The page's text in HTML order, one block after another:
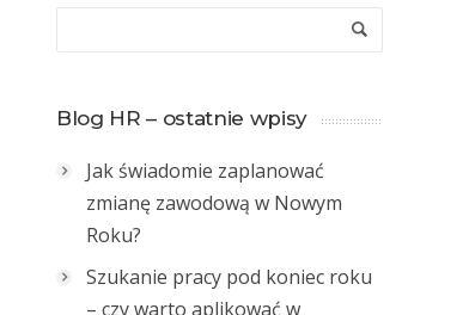
Blog HR – ostatnie wpisy
Jak świadomie zaplanować
zmianę zawodową w Nowym
Roku?
Szukanie pracy pod koniec roku
– czy warto aplikować w